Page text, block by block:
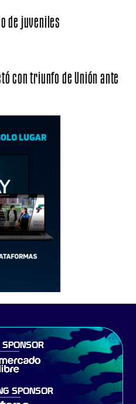
de juveniles
con triunfo de Unión ante
SPONSOR